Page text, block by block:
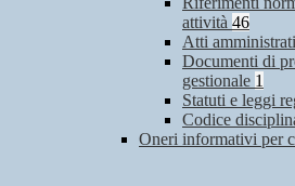
attività 46
Atti
Documenti di
gestionale 1
Statuti e leggi
Codice
Oneri informativi per